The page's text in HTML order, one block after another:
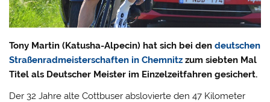
Tony Martin (Katusha-Alpecin) hat sich bei dendeutschen
Straßenradmeisterschaften in Chemnitz zum siebten Mal
Titel als Deutscher Meister im Einzelzeitfahren gesichert.
Der 32 Jahre alte Cottbuser abslovierte den 47 Kilometer